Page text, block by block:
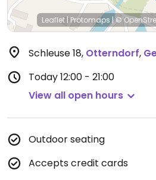
Leaflet | Protomaps|©
Schleuse 18, Otterndorf,
Today12:00 - 21:00
View all open hours
Outdoor seating
Accepts credit cards